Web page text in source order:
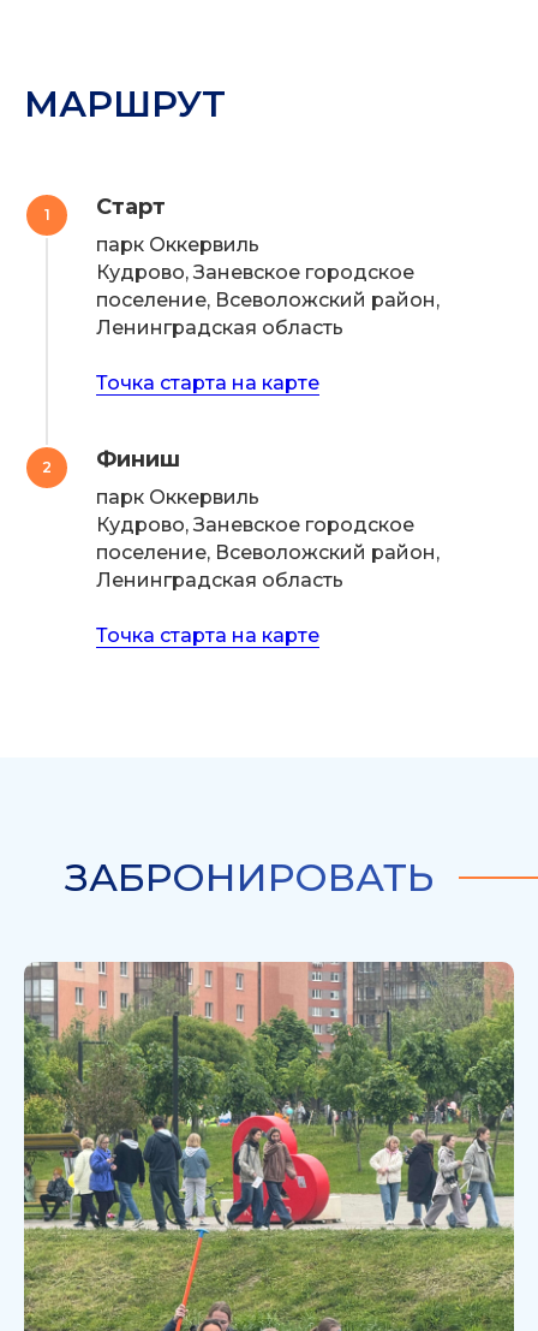
МАРШРУТ
1 Старт
парк Оккервиль
Кудрово, Заневское городское
поселение, Всеволожский район,
Ленинградская область
Точка старта на карте
2 Финиш
парк Оккервиль
Кудрово, Заневское городское
поселение, Всеволожский район,
Ленинградская область
Точка старта на карте
ЗАБРОНИРОВАТЬ